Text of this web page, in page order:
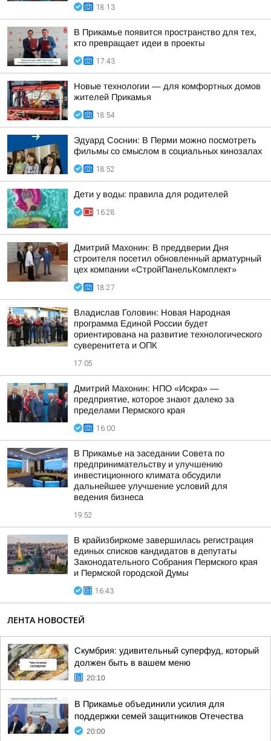
18:13
В Прикамье появится пространство для тех,
кто превращает идеи в проекты
17:43
Новые технологии — для комфортных домов
жителей Прикамья
18:54
Эдуард Соснин: В Перми можно посмотреть
фильмы со смыслом в социальных кинозалах
18:52
Дети у воды: правила для родителей
16:28
Дмитрий Махонин: В преддверии Дня
строителя посетил обновленный арматурный
цех компании «СтройПанельКомплект»
18:27
Владислав Головин: Новая Народная
программа Единой России будет
ориентирована на развитие технологического
суверенитета и ОПК
17:05
Дмитрий Махонин: НПО «Искра» —
предприятие, которое знают далеко за
пределами Пермского края
16:00
В Прикамье на заседании Совета по
предпринимательству и улучшению
инвестиционного климата обсудили
дальнейшее улучшение условий для
ведения бизнеса
19:52
В крайизбиркоме завершилась регистрация
единых списков кандидатов в депутаты
Законодательного Собрания Пермского края
и Пермской городской Думы
16:43
ЛЕНТА НОВОСТЕЙ
Скумбрия: удивительный суперфуд, который
должен быть в вашем меню
20:10
В Прикамье объединили усилия для
поддержки семей защитников Отечества
20:00